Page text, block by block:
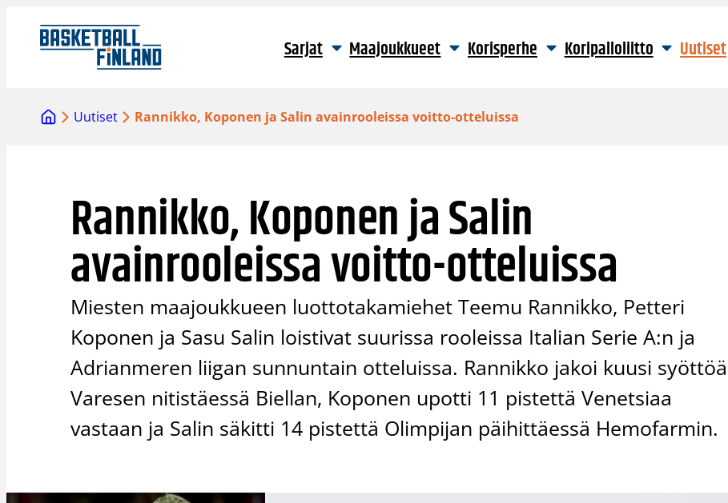
sisältöön
Sarjat Maajoukkueet Korisperhe Koripalloliitto Uutiset
Uutiset Rannikko, Koponen ja Salin avainrooleissa voitto-otteluissa
Rannikko, Koponen ja Salin
avainrooleissa voitto-otteluissa
Miesten maajoukkueen luottotakamiehet Teemu Rannikko, Petteri
Koponen ja Sasu Salin loistivat suurissa rooleissa Italian Serie A:n ja
Adrianmeren liigan sunnuntain otteluissa. Rannikko jakoi kuusi syöttöä
Varesen nitistäessä Biellan, Koponen upotti 11 pistettä Venetsiaa
vastaan ja Salin säkitti 14 pistettä Olimpijan päihittäessä Hemofarmin.